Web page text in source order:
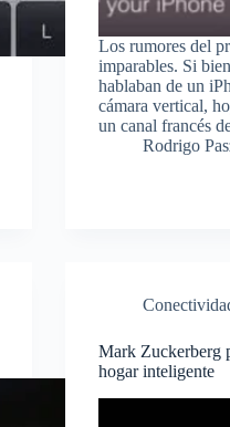
Los rumores del
imparables. Si
hablaban de un
cámara vertical,
un canal francés
Rodrigo
Mark Zuckerberg
hogar inteligente